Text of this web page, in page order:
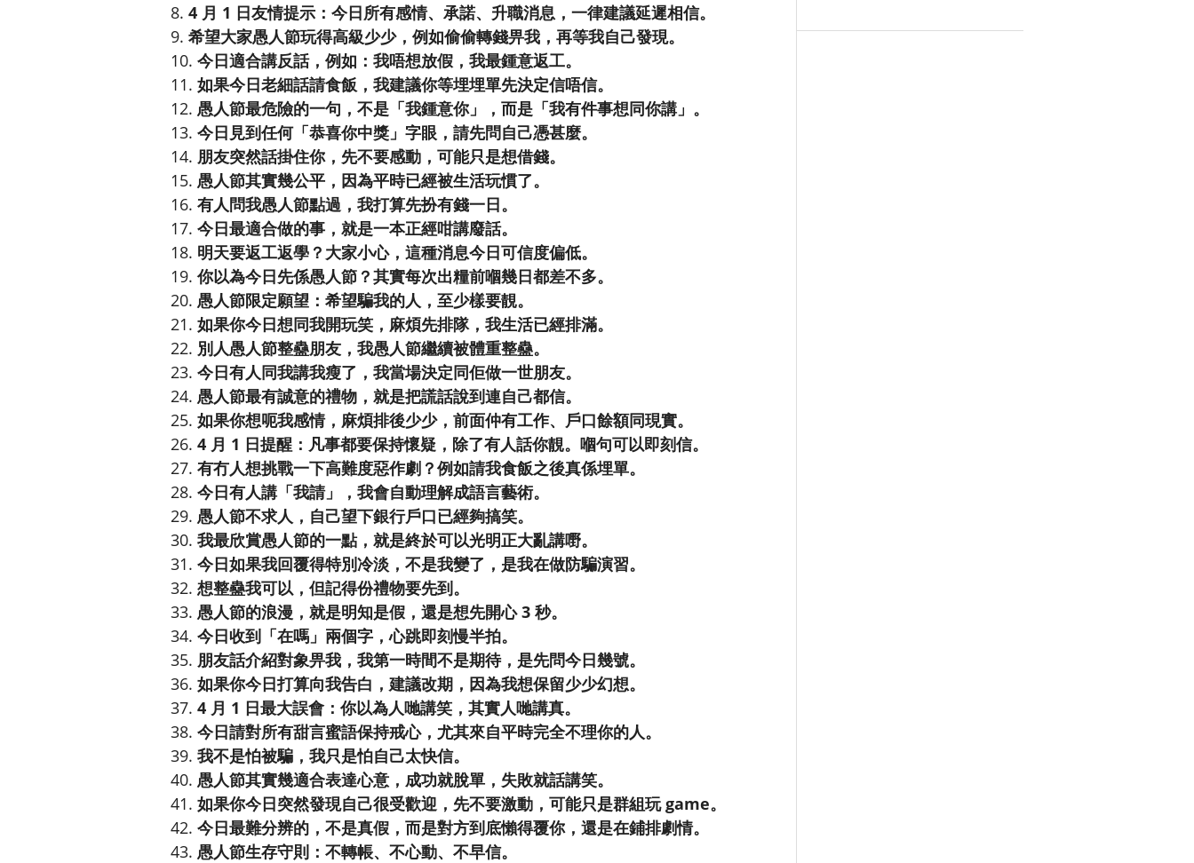
4 月 1 日友情提示：今日所有感情、承諾、升職消息，一律建議延遲相信。
希望大家愚人節玩得高級少少，例如偷偷轉錢畀我，再等我自己發現。
今日適合講反話，例如：我唔想放假，我最鍾意返工。
如果今日老細話請食飯，我建議你等埋埋單先決定信唔信。
愚人節最危險的一句，不是「我鍾意你」，而是「我有件事想同你講」。
今日見到任何「恭喜你中獎」字眼，請先問自己憑甚麼。
朋友突然話掛住你，先不要感動，可能只是想借錢。
愚人節其實幾公平，因為平時已經被生活玩慣了。
有人問我愚人節點過，我打算先扮有錢一日。
今日最適合做的事，就是一本正經咁講廢話。
明天要返工返學？大家小心，這種消息今日可信度偏低。
你以為今日先係愚人節？其實每次出糧前嗰幾日都差不多。
愚人節限定願望：希望騙我的人，至少樣要靚。
如果你今日想同我開玩笑，麻煩先排隊，我生活已經排滿。
別人愚人節整蠱朋友，我愚人節繼續被體重整蠱。
今日有人同我講我瘦了，我當場決定同佢做一世朋友。
愚人節最有誠意的禮物，就是把謊話說到連自己都信。
如果你想呃我感情，麻煩排後少少，前面仲有工作、戶口餘額同現實。
4 月 1 日提醒：凡事都要保持懷疑，除了有人話你靚。嗰句可以即刻信。
有冇人想挑戰一下高難度惡作劇？例如請我食飯之後真係埋單。
今日有人講「我請」，我會自動理解成語言藝術。
愚人節不求人，自己望下銀行戶口已經夠搞笑。
我最欣賞愚人節的一點，就是終於可以光明正大亂講嘢。
今日如果我回覆得特別冷淡，不是我變了，是我在做防騙演習。
想整蠱我可以，但記得份禮物要先到。
愚人節的浪漫，就是明知是假，還是想先開心 3 秒。
今日收到「在嗎」兩個字，心跳即刻慢半拍。
朋友話介紹對象畀我，我第一時間不是期待，是先問今日幾號。
如果你今日打算向我告白，建議改期，因為我想保留少少幻想。
4 月 1 日最大誤會：你以為人哋講笑，其實人哋講真。
今日請對所有甜言蜜語保持戒心，尤其來自平時完全不理你的人。
我不是怕被騙，我只是怕自己太快信。
愚人節其實幾適合表達心意，成功就脫單，失敗就話講笑。
如果你今日突然發現自己很受歡迎，先不要激動，可能只是群組玩 game。
今日最難分辨的，不是真假，而是對方到底懶得覆你，還是在鋪排劇情。
愚人節生存守則：不轉帳、不心動、不早信。